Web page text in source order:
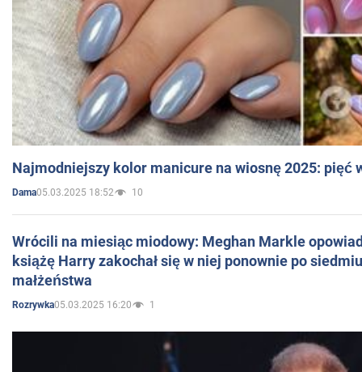
Najmodniejszy kolor manicure na wiosnę 2025: pięć
Dama05.03.2025 18:52 10
Wrócili na miesiąc miodowy: Meghan Markle
książę Harry zakochał się w niej ponownie po
małżeństwa
Rozrywka05.03.2025 16:20 1